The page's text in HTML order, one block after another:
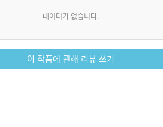
데이터가 없습니다.
이 작품에 관해 리뷰 쓰기